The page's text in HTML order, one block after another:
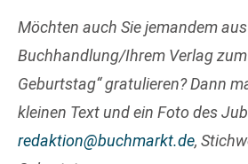
Möchten auch Sie jemandem
Buchhandlung/Ihrem Verlag zum
Geburtstag“ gratulieren? Dann
kleinen Text und ein Foto des
redaktion@buchmarkt.de,